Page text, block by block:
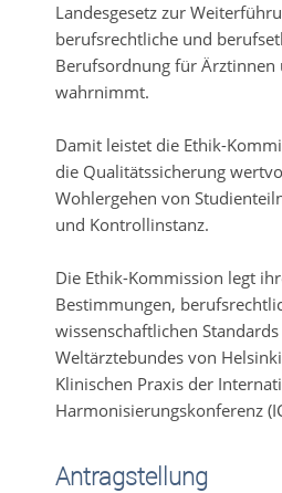
Landesgesetz zur
berufsrechtliche und
Berufsordnung für Ärztinnen
wahrnimmt.
Damit leistet die Ethik-
die Qualitätssicherung
Wohlergehen von
und Kontrollinstanz.
Die Ethik-Kommission legt
Bestimmungen,
wissenschaftlichen
Weltärztebundes von
Klinischen Praxis der
Harmonisierungskonferenz
Antragstellung